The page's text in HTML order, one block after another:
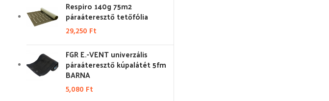
Respiro 140g 75m2
páraáteresztő tetőfólia
29,250 Ft
FGR E.-VENT univerzális
páraáteresztő kúpalátét 5fm
BARNA
5,080 Ft